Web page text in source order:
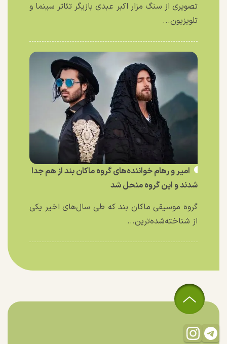
تصویری از سنگ مزار اکبر عبدی بازیگر تئاتر سینما و
تلویزیون...
امیر و رهام خواننده‌های گروه ماکان بند از هم جدا
شدند و این گروه منحل شد
گروه موسیقی ماکان بند که طی سال‌های اخیر یکی
از شناخته‌شده‌ترین...